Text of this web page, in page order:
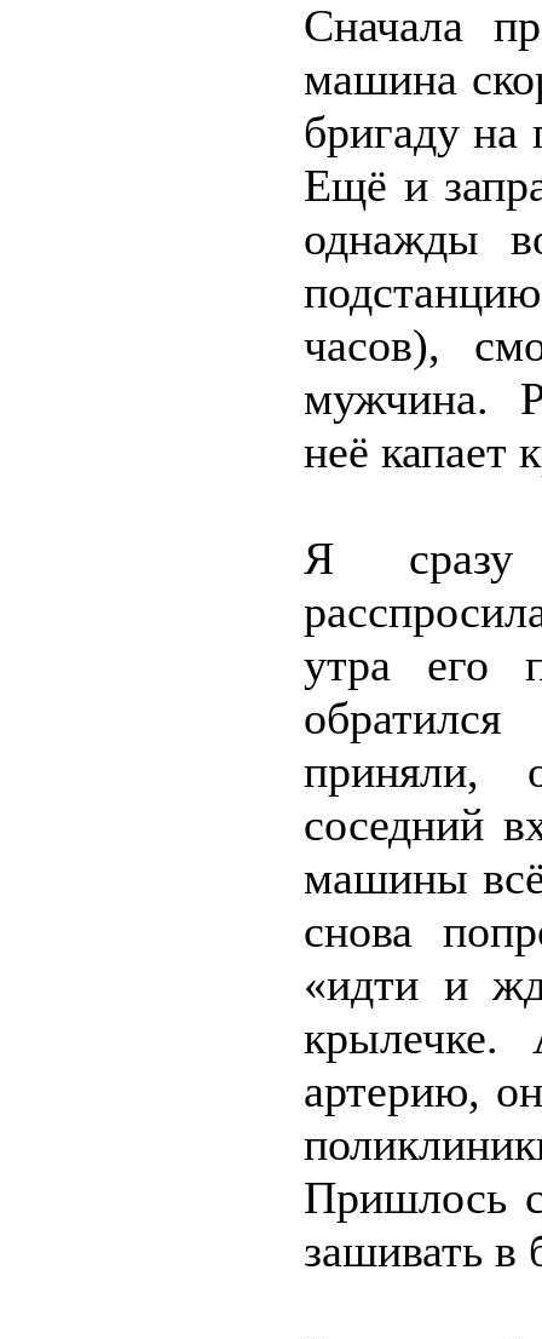
Сначала
машина
бригаду на
Ещё и
однажды
часов),
мужчина.
неё капает
Я сразу
утра его
приняли,
соседний
машины
снова
«идти и
крылечке.
артерию,
Пришлось
зашивать в